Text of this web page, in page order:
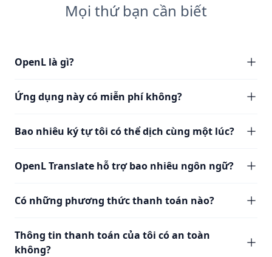
Mọi thứ bạn cần biết
OpenL là gì?
Ứng dụng này có miễn phí không?
Bao nhiêu ký tự tôi có thể dịch cùng một lúc?
OpenL Translate hỗ trợ bao nhiêu ngôn ngữ?
Có những phương thức thanh toán nào?
Thông tin thanh toán của tôi có an toàn
không?